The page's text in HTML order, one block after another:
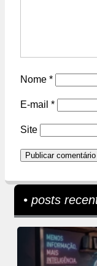
Nome *
E-mail *
Site
• posts